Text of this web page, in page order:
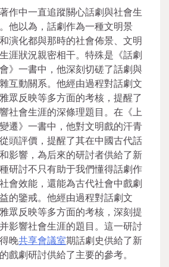
作中一直追蹤關心話劇與社會生
他以為，話劇作為一種文明景
演化都與那時的社會佈景、文明
涯狀況親密相干。特殊是《話劇
》一書中，他深刻切磋了話劇與
互動關系。他經由過程對話劇文
眾反映等多方面的考核，提醒了
社會生涯的深條理題目。在《上
遷》一書中，他對文明戲的汗青
頭評價，提醒了其在中國古代話
影響，為后來的研討者供給了新
研討不只有助于我們懂得話劇作
會效能，還能為古代社會中戲劇
的鑒戒。他經由過程對話劇文
眾反映等多方面的考核，深刻提
影響社會生涯的題目。這一研討
晚共享會議室期話劇史供給了新
戲劇研討供給了主要的參考。